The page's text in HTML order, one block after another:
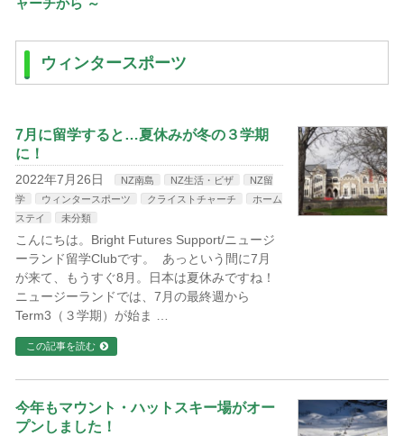
ャーチから ～
ウィンタースポーツ
7月に留学すると…夏休みが冬の３学期
に！
2022年7月26日 NZ南島 NZ生活・ビザ
NZ留
学
ウィンタースポーツ クライストチャーチ
ホーム
ステイ
未分類
こんにちは。Bright Futures Support/ニュージ
ーランド留学Clubです。 あっという間に7月
が来て、もうすぐ8月。日本は夏休みですね！
ニュージーランドでは、7月の最終週から
Term3（３学期）が始ま …
この記事を読む
今年もマウント・ハットスキー場がオー
プンしました！